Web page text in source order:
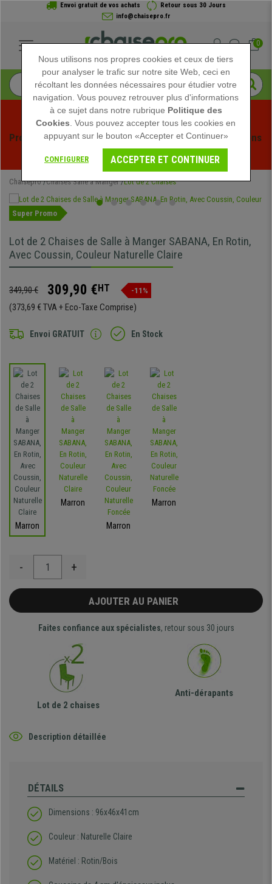
Envoi gratuit de vos achats
Retour sous 30 Jours
info@chaisepro.fr
0
Profitez des soldes d'été chez Chaisepro ! Des réductions
exclusives pour une durée limitée - Voir l'offre
Chaisepro Chaises Salle à Manger Lot de 2 Chaises
Super Promo
Lot de 2 Chaises de Salle à Manger SABANA, En Rotin,
Avec Coussin, Couleur Naturelle Claire
349,90 € 309,90 €HT -11%
(373,69 € TVA + Eco-Taxe Comprise)
Envoi GRATUIT En Stock
Marron
Marron
Marron
Marron
- +
AJOUTER AU PANIER
Faites confiance aux spécialistes, retour sous 30 jours
Lot de 2 chaises
Anti-dérapants
Description détaillée
DÉTAILS
Dimensions : 96x46x41cm
Couleur : Naturelle Claire
Matériel : Rotin/Bois
Nous utilisons nos propres cookies et ceux de tiers
pour analyser le trafic sur notre site Web, ceci en
récoltant les données nécessaires pour étudier votre
navigation. Vous pouvez retrouver plus d'informations
à ce sujet dans notre rubrique Politique des
Cookies . Vous pouvez accepter tous les cookies en
appuyant sur le bouton «Accepter et Continuer»
CONFIGURER ACCEPTER ET CONTINUER